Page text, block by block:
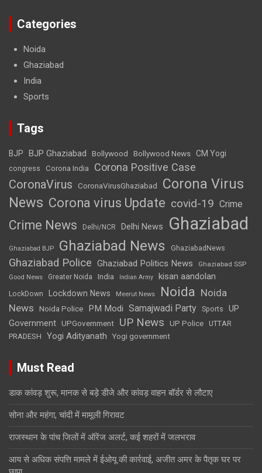
Categories
Noida
Ghaziabad
India
Sports
Tags
BJP BJP Ghaziabad Bollywood Bollywood News CM Yogi
congress Corona India Corona Positive Case
CoronaVirus CoronaVirusGhaziabad
Corona Virus
News Corona virus Update covid-19 Crime
Crime News Delhi/NCR Delhi News Ghaziabad
Ghaziabad BJP Ghaziabad News GhaziabadNews
Ghaziabad Police Ghaziabad Politics News Ghaziabad SSP
Good News Greater Noida India Indian Army kisan aandolan
LockDown Lockdown News Meerut News Noida Noida
News
Noida Police PM Modi Samajwadi Party Sports
UP
Government UPGovernment UP News UP Police
UTTAR
PRADESH
Yogi Adityanath Yogi government
Must Read
डाक कांवड़ शुरू, मानक से बड़े डीजे और कांवड़ वाहन बॉर्डर से लौटाए
सोना और महंगा, चांदी में मामूली गिरावट
राजस्थान के पांच जिलों में ऑरेंज अलर्ट, कई शहरों में जलभराव
आय से अधिक संपत्ति मामले में ईओयू की कार्रवाई, अजीत अमर के पैतृक घर पर